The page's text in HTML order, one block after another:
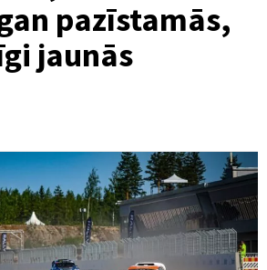
pazīstamās,
jaunās